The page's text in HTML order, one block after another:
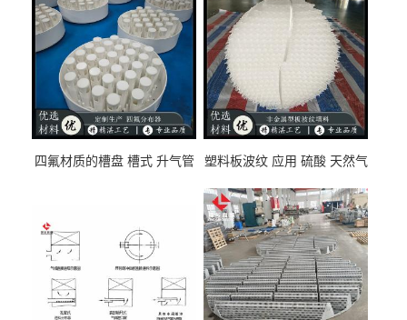
四氟材质的槽盘 槽式 升气管
塑料板波纹 应用 硫酸 天然气